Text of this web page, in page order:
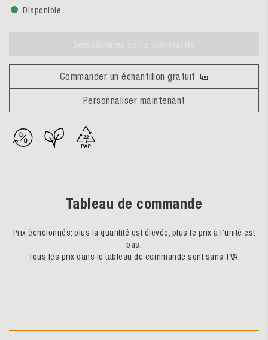
Disponible
Commander un échantillon gratuit
Personnaliser maintenant
Tableau de commande
Prix échelonnés: plus la quantité est élevée, plus le prix à l'unité est
bas.
Tous les prix dans le tableau de commande sont sans TVA.